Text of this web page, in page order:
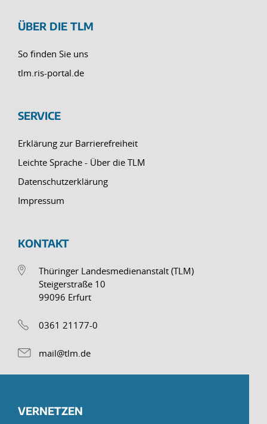
ÜBER DIE TLM
So finden Sie uns
tlm.ris-portal.de
SERVICE
Erklärung zur Barrierefreiheit
Leichte Sprache - Über die TLM
Datenschutzerklärung
Impressum
KONTAKT
Thüringer Landesmedienanstalt (TLM)
Steigerstraße 10
99096 Erfurt
0361 21177-0
mail@tlm.de
VERNETZEN